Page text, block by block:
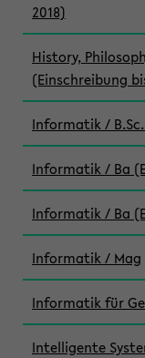
2018)
History,
(Einschreibung
Informatik /
Informatik / Ba
Informatik / Ba
Informatik / Mag
Informatik für
Intelligente